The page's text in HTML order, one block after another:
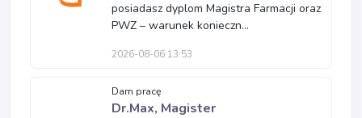
posiadasz dyplom Magistra Farmacji oraz
PWZ – warunek konieczn...
2026-08-06 13:53
Dam pracę
Dr.Max, Magister